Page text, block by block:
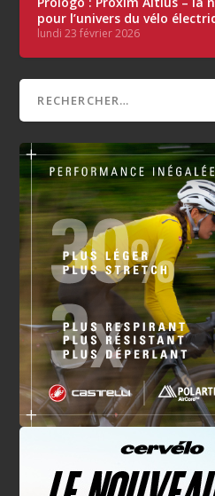
pour l’univers du vélo
lundi 23 février 2026